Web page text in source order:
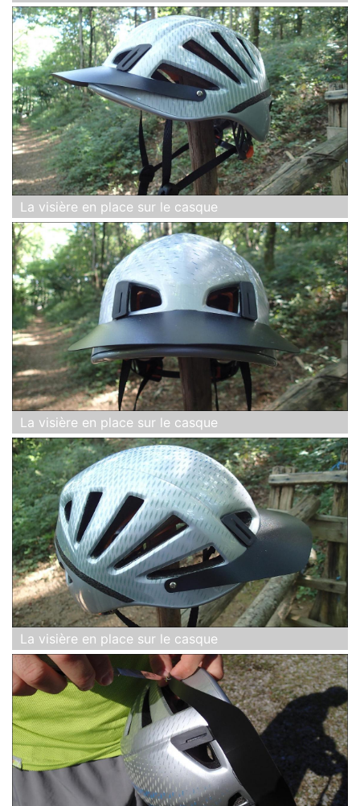
La visière en place sur le casque
La visière en place sur le casque
La visière en place sur le casque